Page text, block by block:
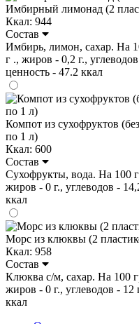
Имбирный лимонад (2
Ккал: 944
Состав
Имбирь, лимон, сахар. На
г ., жиров - 0,2 г.,
ценность - 47.2 ккал
Компот из сухофруктов
по 1 л)
Ккал: 600
Состав
Сухофрукты, вода. На 100
жиров - 0 г., углеводов -
ккал
Морс из клюквы (2
Ккал: 958
Состав
Клюква с/м, сахар. На 100
жиров - 0 г., углеводов - 12
ккал